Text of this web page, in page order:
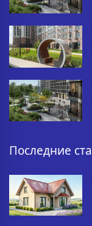
Последние